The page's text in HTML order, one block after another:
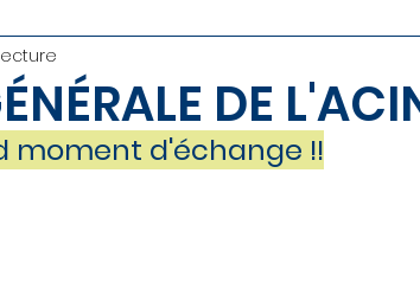
DE
moment d'échange !!